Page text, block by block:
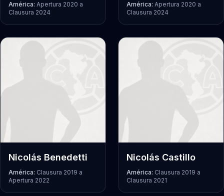
América: Apertura 2020 a
Clausura 2024
América: Apertura 2020 a
Clausura 2024
Nicolás Benedetti
América: Clausura 2019 a
Apertura 2022
Nicolás Castillo
América: Clausura 2019 a
Clausura 2021